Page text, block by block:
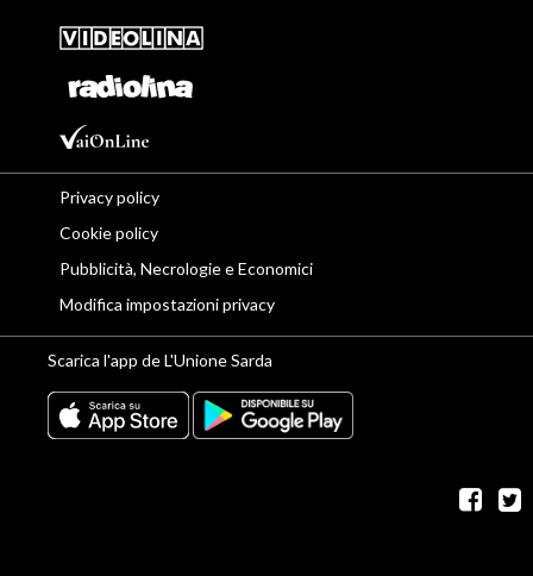
Privacy policy
Cookie policy
Pubblicità, Necrologie e Economici
Modifica impostazioni privacy
Scarica l'app de L'Unione Sarda